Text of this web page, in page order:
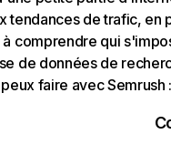
tendances de trafic, en
comprendre qui
de données de
faire avec Semrush